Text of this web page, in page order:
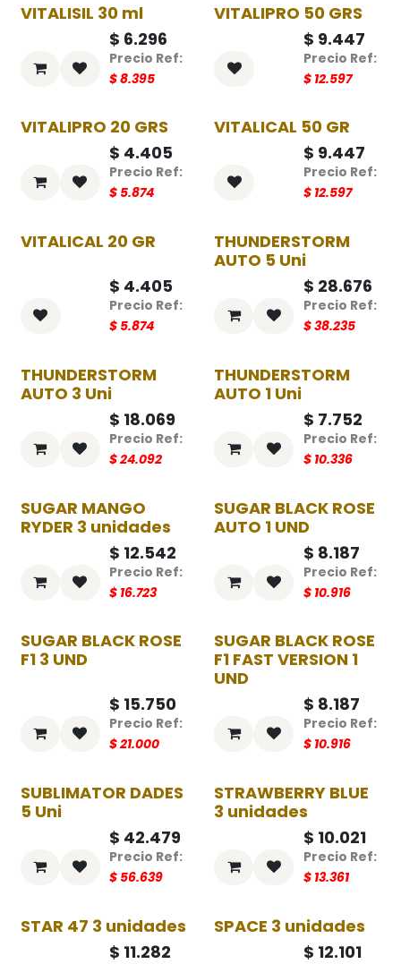
VITALISIL 30 ml
$ 6.296
$8.395
-25%
VITALIPRO 50 GRS
$ 9.447
$ 12.597
-25%
VITALIPRO 20 GRS
$ 4.405
$ 5.874
-25%
VITALICAL 50 GR
$ 9.447
$ 12.597
-25%
VITALICAL 20 GR
$ 4.405
$ 5.874
-25%
THUNDERSTORM
AUTO 5 Uni
$ 28.676
$38.235
-25%
THUNDERSTORM
AUTO 3 Uni
$ 18.069
$24.092
-25%
THUNDERSTORM
AUTO 1 Uni
$ 7.752
$ 10.336
-25%
SUGAR MANGO
RYDER 3 unidades
$ 12.542
$ 16.723
-25%
SUGAR BLACK ROSE
AUTO 1 UND
$ 8.187
$ 10.916
-25%
SUGAR BLACK ROSE
F1 3 UND
$ 15.750
$21.000
-25%
SUGAR BLACK ROSE
F1 FAST VERSION 1
UND
$ 8.187
$ 10.916
-25%
SUBLIMATOR DADES
5 Uni
$ 42.479
$ 56.639
-25%
STRAWBERRY BLUE
3 unidades
$ 10.021
$ 13.361
-25%
STAR 47 3 unidades
$ 11.282
-25%
SPACE 3 unidades
$ 12.101